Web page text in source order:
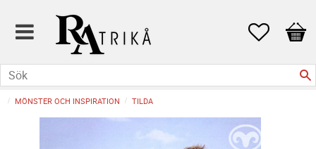
Favoriter
MÖNSTER OCH INSPIRATION TILDA